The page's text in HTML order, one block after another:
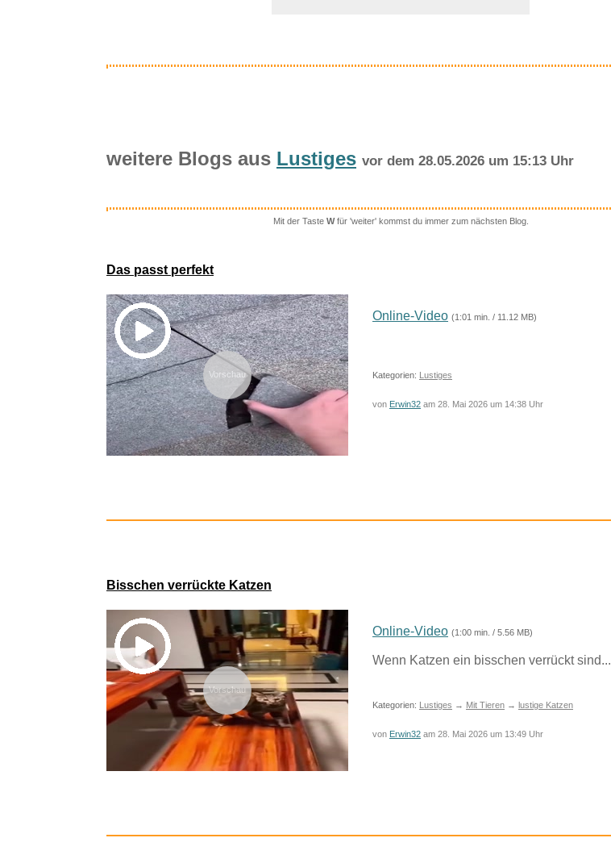
Anzeige
Malen für Kinder FULL Ler...
weitere Blogs aus Lustiges vor dem 28.05.2026 um 15:13 Uhr
Mit der Taste Wfür 'weiter' kommst du immer zum nächsten Blog.
Das passt perfekt
Vorschau
Online-Video (1:01 min. / 11.12 MB)
Kategorien: Lustiges
von Erwin32 am 28. Mai 2026 um 14:38 Uhr
Bisschen verrückte Katzen
Vorschau
Online-Video (1:00 min. / 5.56 MB)
Wenn Katzen ein bisschen verrückt sind...
Kategorien: Lustiges → Mit Tieren → lustige Katzen
von Erwin32 am 28. Mai 2026 um 13:49 Uhr